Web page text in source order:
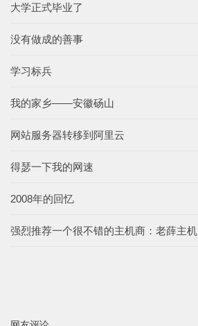
大学正式毕业了
没有做成的善事
学习标兵
我的家乡——安徽砀山
网站服务器转移到阿里云
得瑟一下我的网速
2008年的回忆
强烈推荐一个很不错的主机商：老薛主机